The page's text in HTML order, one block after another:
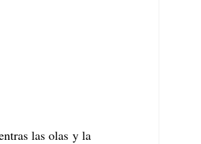
las olas y la